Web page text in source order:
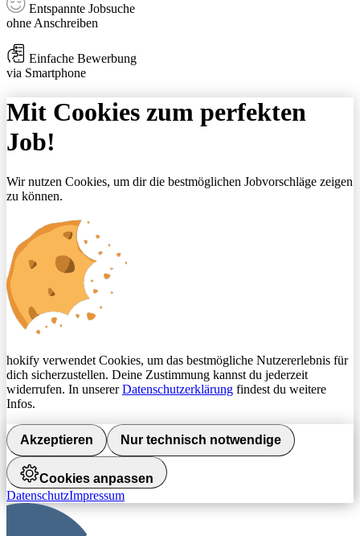
Entspannte Jobsuche
ohne Anschreiben
Einfache Bewerbung
via Smartphone
Mit Cookies zum perfekten
Job!
Wir nutzen Cookies, um dir die bestmöglichen Jobvorschläge zeigen
zu können.
hokify verwendet Cookies, um das bestmögliche Nutzererlebnis für
dich sicherzustellen. Deine Zustimmung kannst du jederzeit
widerrufen. In unsererDatenschutzerklärung findest du weitere
Infos.
Akzeptieren Nur technisch notwendige
Cookies anpassen
DatenschutzImpressum